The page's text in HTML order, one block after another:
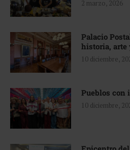
2 marzo, 2026
Palacio
historia, arte
10 diciembre,
Pueblos con
10 diciembre,